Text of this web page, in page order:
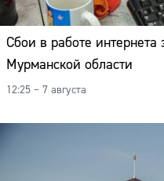
Сбои в работе
Мурманской области
12:25 – 7 августа